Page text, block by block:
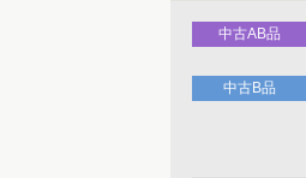
中古AB品
中古B品